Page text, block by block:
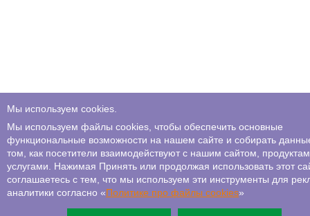
Мы используем cookies.
Мы используем файлы cookies, чтобы обеспечить основные
функциональные возможности на нашем сайте и собирать
том, как посетители взаимодействуют с нашим сайтом,
услугами. Нажимая Принять или продолжая использовать этот
соглашаетесь с тем, что мы используем эти инструменты для
аналитики согласно «Политике про файлы сookies»